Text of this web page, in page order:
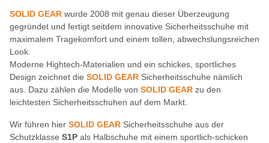
SOLID GEAR wurde 2008 mit genau dieser Überzeugung
gegründet und fertigt seitdem innovative Sicherheitsschuhe mit
maximalem Tragekomfort und einem tollen, abwechslungsreichen
Look.
Moderne Hightech-Materialien und ein schickes, sportliches
Design zeichnet die SOLID GEAR Sicherheitsschuhe nämlich
aus. Dazu zählen die Modelle von SOLID GEAR zu den
leichtesten Sicherheitsschuhen auf dem Markt.
Wir führen hier SOLID GEAR Sicherheitsschuhe aus der
Schutzklasse S1P als Halbschuhe mit einem sportlich-schicken